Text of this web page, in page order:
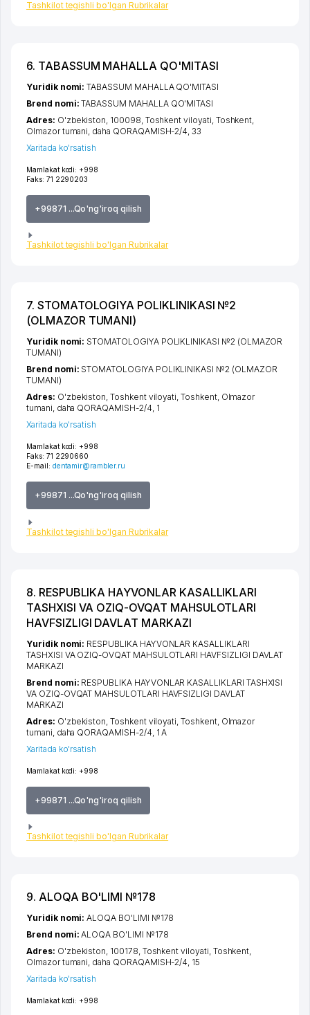
Tashkilot tegishli bo'lgan Rubrikalar
6. TABASSUM MAHALLA QO'MITASI
Mamlakat kodi: +998
Faks: 71 2290203
+99871 ...Qo'ng'iroq qilish
Tashkilot tegishli bo'lgan Rubrikalar
Yuridik nomi:TABASSUM MAHALLA QO'MITASI
Brend nomi:TABASSUM MAHALLA QO'MITASI
Adres: O'zbekiston, 100098, Toshkent viloyati, Toshkent,
Olmazor tumani, daha QORAQAMISH-2/4, 33
Xaritada ko'rsatish
7. STOMATOLOGIYA POLIKLINIKASI №2
(OLMAZOR TUMANI)
Mamlakat kodi: +998
Faks: 71 2290660
E-mail: dentamir@rambler.ru
+99871 ...Qo'ng'iroq qilish
Tashkilot tegishli bo'lgan Rubrikalar
Yuridik nomi: STOMATOLOGIYA POLIKLINIKASI №2 (OLMAZOR
TUMANI)
Brend nomi: STOMATOLOGIYA POLIKLINIKASI №2 (OLMAZOR
TUMANI)
Adres: O'zbekiston,Toshkent viloyati,Toshkent, Olmazor
tumani, daha QORAQAMISH-2/4, 1
Xaritada ko'rsatish
8. RESPUBLIKA HAYVONLAR KASALLIKLARI
TASHXISI VA OZIQ-OVQAT MAHSULOTLARI
HAVFSIZLIGI DAVLAT MARKAZI
Mamlakat kodi: +998
+99871 ...Qo'ng'iroq qilish
Tashkilot tegishli bo'lgan Rubrikalar
Yuridik nomi: RESPUBLIKA HAYVONLAR KASALLIKLARI
TASHXISI VA OZIQ-OVQAT MAHSULOTLARI HAVFSIZLIGI DAVLAT
MARKAZI
Brend nomi: RESPUBLIKA HAYVONLAR KASALLIKLARI TASHXISI
VA OZIQ-OVQAT MAHSULOTLARI HAVFSIZLIGI DAVLAT
MARKAZI
Adres: O'zbekiston,Toshkent viloyati ,Toshkent, Olmazor
tumani daha QORAQAMISH-2/4 , 1 A
Xaritada ko'rsatish
9. ALOQA BO'LIMI №178
Mamlakat kodi: +998
Yuridik nomi:ALOQA BO'LIMI №178
Brend nomi:ALOQA BO'LIMI №178
Adres: O'zbekiston, 100178, Toshkent viloyati Toshkent
Olmazor tumani daha QORAQAMISH-2/4 , 15
Xaritada ko'rsatish